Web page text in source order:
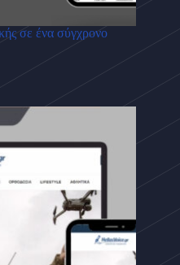
σε ένα σύγχρονο